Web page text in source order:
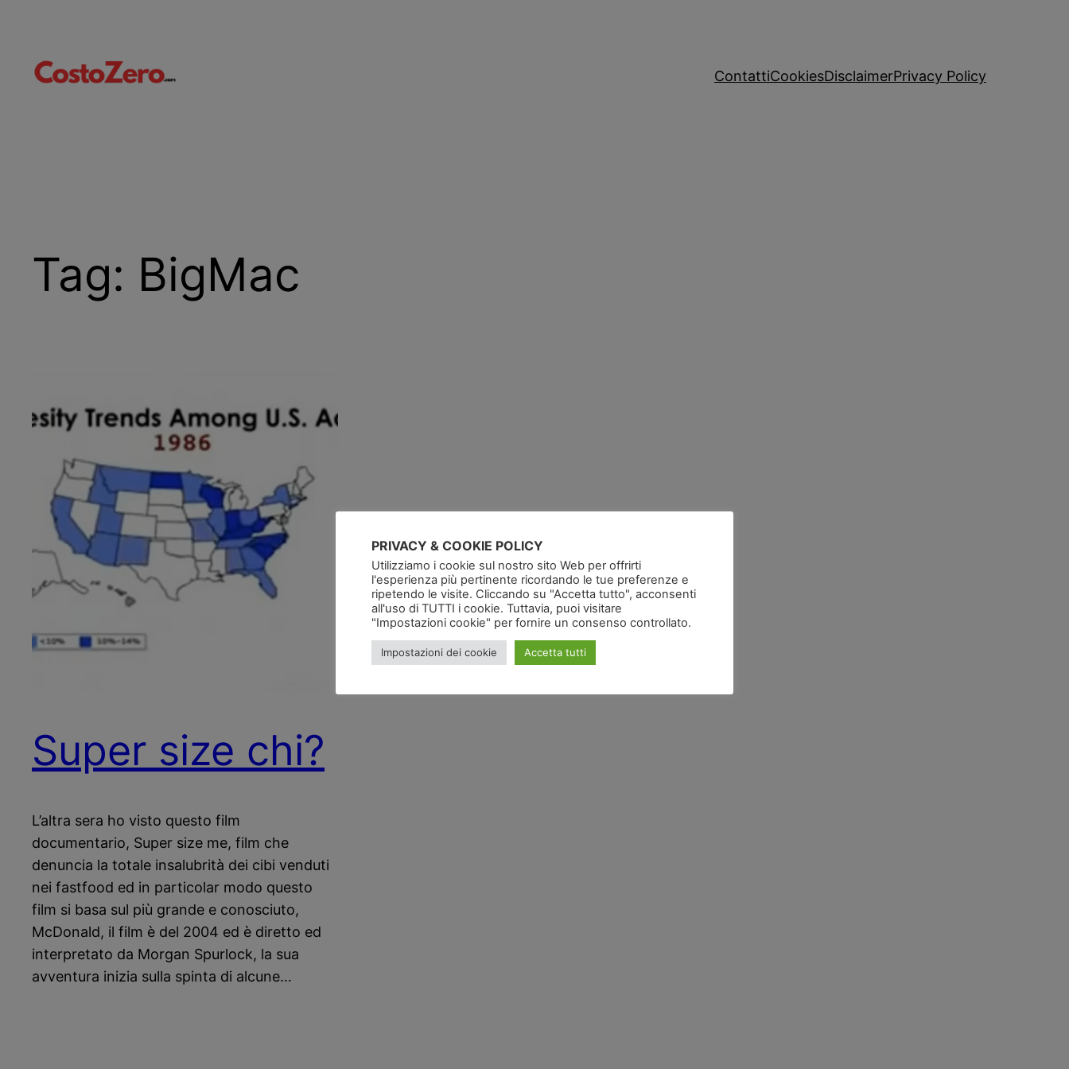
contenuto
ContattiCookiesDisclaimerPrivacy Policy
Tag: BigMac
Super size chi?
L’altra sera ho visto questo film
documentario, Super size me, film che
denuncia la totale insalubrità dei cibi venduti
nei fastfood ed in particolar modo questo
film si basa sul più grande e conosciuto,
McDonald, il film è del 2004 ed è diretto ed
interpretato da Morgan Spurlock, la sua
avventura inizia sulla spinta di alcune…
PRIVACY & COOKIE POLICY
Utilizziamo i cookie sul nostro sito Web per offrirti
l'esperienza più pertinente ricordando le tue preferenze e
ripetendo le visite. Cliccando su "Accetta tutto", acconsenti
all'uso di TUTTI i cookie. Tuttavia, puoi visitare
"Impostazioni cookie" per fornire un consenso controllato.
Impostazioni dei cookie Accetta tutti